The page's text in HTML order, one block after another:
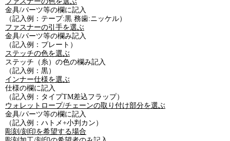
金具/パーツ等の欄に記入
（記入例：テープ:黒 務歯:ニッケル）
ファスナーの引手を選ぶ
金具/パーツ等の欄み記入
（記入例：プレート）
ステッチの色を選ぶ
ステッチ（糸）の色の欄み記入
（記入例：黒）
インナー仕様を選ぶ
仕様の欄に記入
（記入例：タイプTM差込フラップ）
ウォレットロープ/チェーンの取り付け部分を選ぶ
金具/パーツ等の欄に記入
（記入例：ハトメ+小判カン）
彫刻/刻印を希望する場合